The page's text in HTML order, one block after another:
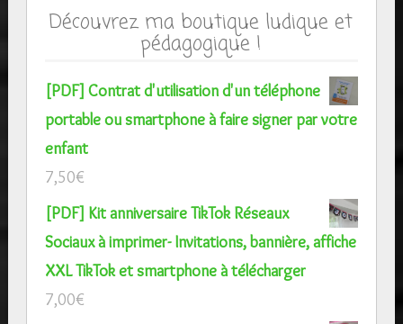
Découvrez ma boutique ludique et
pédagogique !
[PDF] Contrat d'utilisation d'un téléphone
portable ou smartphone à faire signer par votre
enfant
7,50€
[PDF] Kit anniversaire TikTok Réseaux
Sociaux à imprimer- Invitations, bannière, affiche
XXL TikTok et smartphone à télécharger
7,00€